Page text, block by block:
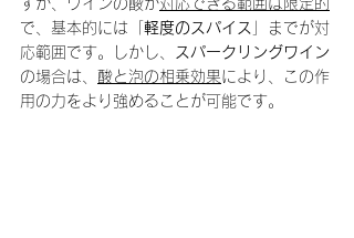
すが、ワインの酸が対応できる範囲は限定的
で、基本的には「 軽度のスパイス
」までが対
応範囲です。しかし、
スパークリングワイン
の場合は、 酸と泡の相乗効果により、この作
用の力をより強めることが可能です。